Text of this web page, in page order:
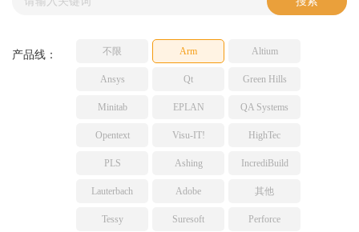
Perforce
TESSY
技术文档
网络研讨会
产品线： 不限 Arm Altium
Ansys Qt Green Hills
Minitab EPLAN QA Systems
Opentext Visu-IT! HighTec
PLS Ashing IncrediBuild
Lauterbach Adobe 其他
Tessy Suresoft Perforce